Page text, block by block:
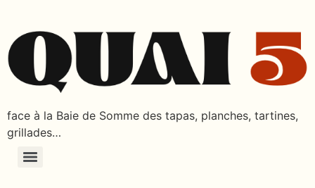
face à la Baie de Somme des tapas, planches, tartines,
grillades…